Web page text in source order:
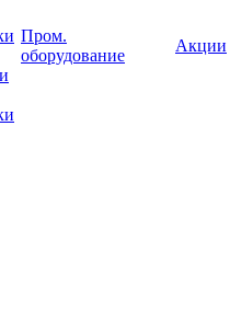
Пром.
оборудование
Акции